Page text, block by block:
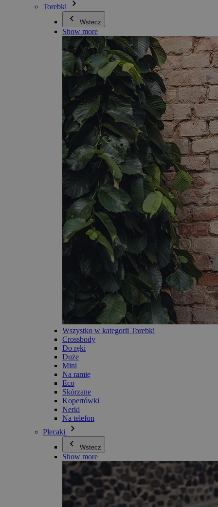
Torebki
Wstecz
Show more
Wszystko w kategorii Torebki
Crossbody
Do ręki
Duże
Mini
Na ramię
Eco
Skórzane
Kopertówki
Nerki
Na telefon
Plecaki
Wstecz
Show more